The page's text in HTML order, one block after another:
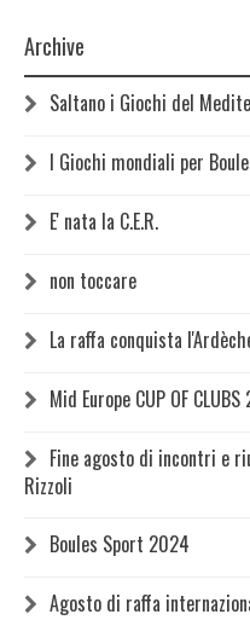
Archive
Saltano i Giochi del
I Giochi mondiali per
E' nata la C.E.R.
non toccare
La raffa conquista
Mid Europe CUP OF
Fine agosto di incontri e
Rizzoli
Boules Sport 2024
Agosto di raffa